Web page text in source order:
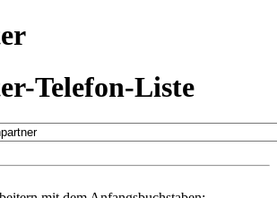
Telefon-Liste